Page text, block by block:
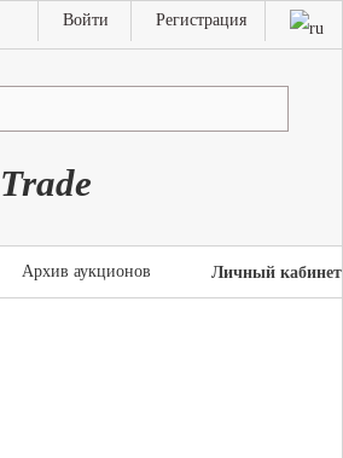
Войти Регистрация
Trade
Личный кабинет
Архив аукционов